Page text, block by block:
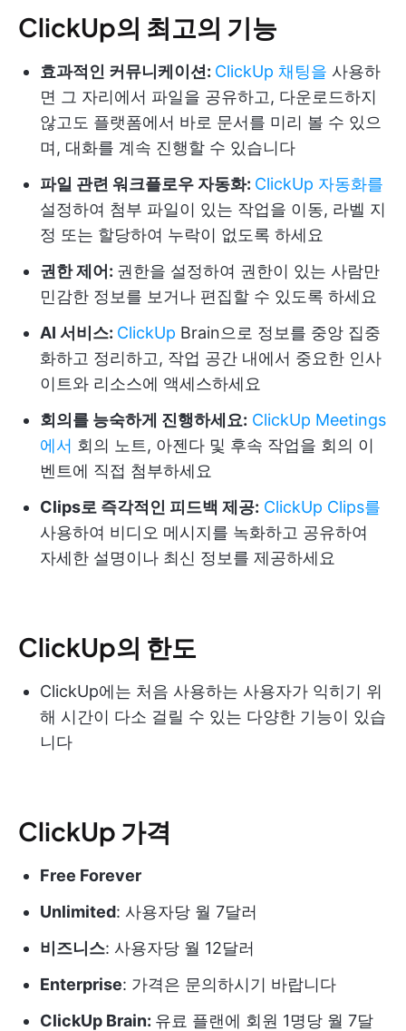
ClickUp의 최고의 기능
효과적인 커뮤니케이션: ClickUp 채팅을 사용하
면 그 자리에서 파일을 공유하고, 다운로드하지
않고도 플랫폼에서 바로 문서를 미리 볼 수 있으
며, 대화를 계속 진행할 수 있습니다
파일 관련 워크플로우 자동화: ClickUp 자동화를
설정하여 첨부 파일이 있는 작업을 이동, 라벨 지
정 또는 할당하여 누락이 없도록 하세요
권한 제어: 권한을 설정하여 권한이 있는 사람만
민감한 정보를 보거나 편집할 수 있도록 하세요
AI 서비스: ClickUp Brain으로 정보를 중앙 집중
화하고 정리하고, 작업 공간 내에서 중요한 인사
이트와 리소스에 액세스하세요
회의를 능숙하게 진행하세요: ClickUp Meetings
에서 회의 노트, 아젠다 및 후속 작업을 회의 이
벤트에 직접 첨부하세요
Clips로 즉각적인 피드백 제공: ClickUp Clips를
사용하여 비디오 메시지를 녹화하고 공유하여
자세한 설명이나 최신 정보를 제공하세요
ClickUp의 한도
ClickUp에는 처음 사용하는 사용자가 익히기 위
해 시간이 다소 걸릴 수 있는 다양한 기능이 있습
니다
ClickUp 가격
Free Forever
Unlimited: 사용자당 월 7달러
비즈니스: 사용자당 월 12달러
Enterprise: 가격은 문의하시기 바랍니다
ClickUp Brain: 유료 플랜에 회원 1명당 월 7달